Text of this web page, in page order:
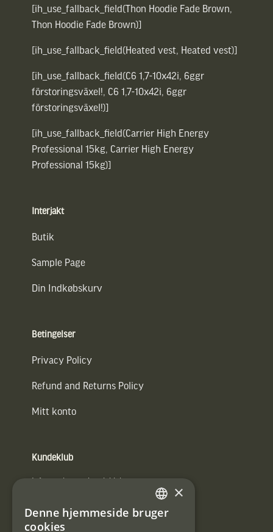
[ih_use_fallback_field(Thon Hoodie Fade Brown,
Thon Hoodie Fade Brown)]
[ih_use_fallback_field(Heated vest, Heated vest)]
[ih_use_fallback_field(C6 1,7-10x42i, 6ggr
förstoringsväxel!, C6 1,7-10x42i, 6ggr
förstoringsväxel!)]
[ih_use_fallback_field(Carrier High Energy
Professional 15kg, Carrier High Energy
Professional 15kg)]
Interjakt
Butik
Sample Page
Din Indkøbskurv
Betingelser
Privacy Policy
Refund and Returns Policy
Mitt konto
Kundeklub
E-
SWEDISH
×
Denne hjemmeside bruger
cookies